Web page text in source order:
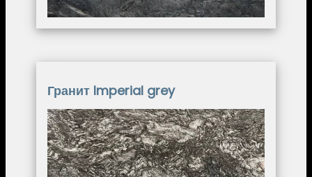
Гранит Imperial grey
Image